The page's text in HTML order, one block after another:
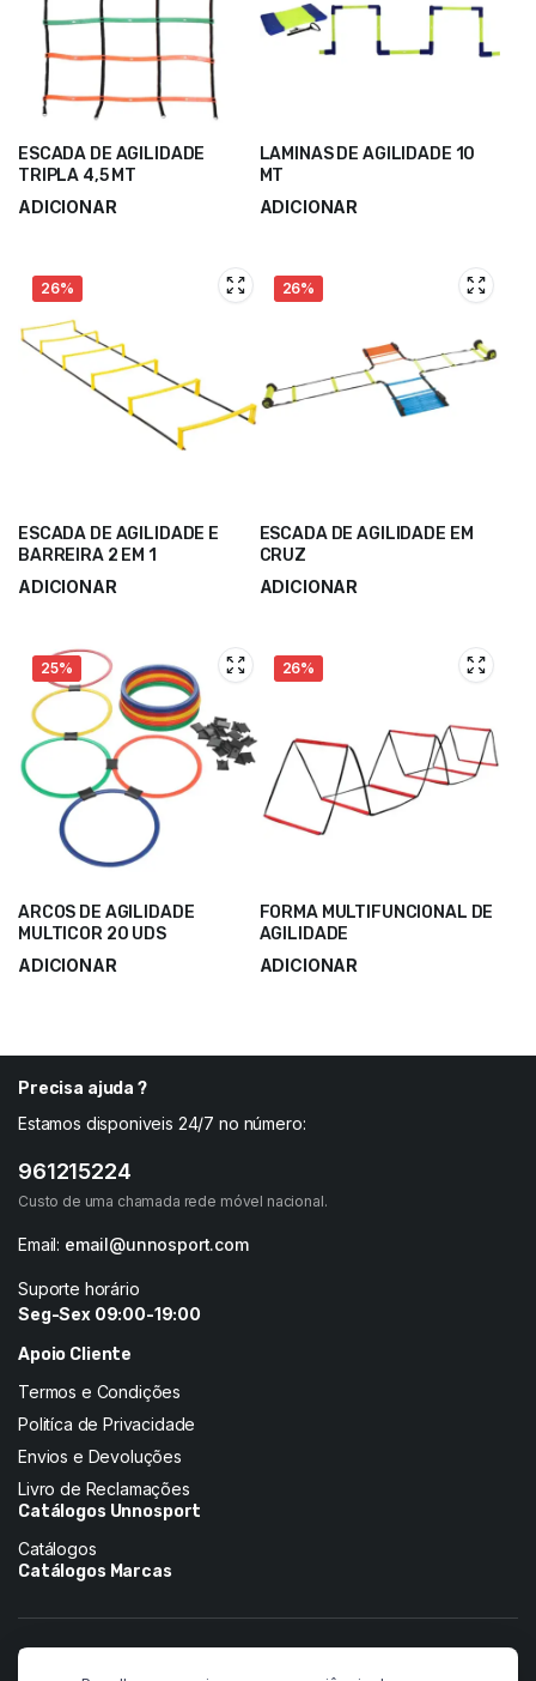
ESCADA DE AGILIDADE
TRIPLA 4,5 MT
ADICIONAR
LAMINAS DE AGILIDADE 10
MT
ADICIONAR
26%
ESCADA DE AGILIDADE E
BARREIRA 2 EM 1
ADICIONAR
26%
ESCADA DE AGILIDADE EM
CRUZ
ADICIONAR
25%
ARCOS DE AGILIDADE
MULTICOR 20 UDS
ADICIONAR
26%
FORMA MULTIFUNCIONAL DE
AGILIDADE
ADICIONAR
Precisa ajuda ?
Estamos disponiveis 24/7 no número:
961215224
Custo de uma chamada rede móvel nacional.
Email: email@unnosport.com
Suporte horário
Seg-Sex 09:00-19:00
Apoio Cliente
Termos e Condições
Politíca de Privacidade
Envios e Devoluções
Livro de Reclamações
Catálogos Unnosport
Catálogos
Catálogos Marcas
Siga-nos nas redes: